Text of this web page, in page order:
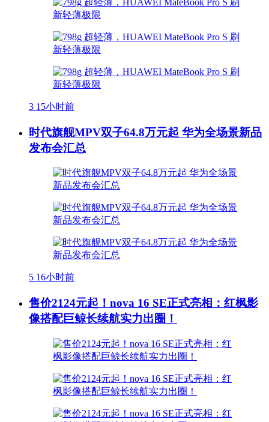
3 15小时前
时代旗舰MPV双子64.8万元起 华为全场景新品
发布会汇总
5 16小时前
售价2124元起！nova 16 SE正式亮相：红枫影
像搭配巨鲸长续航实力出圈！